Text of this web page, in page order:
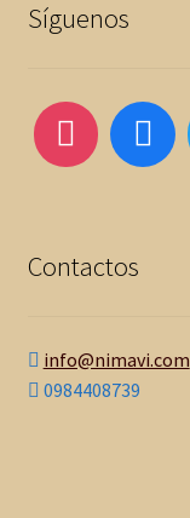
Síguenos
Contactos
info@nimavi.com
0984408739